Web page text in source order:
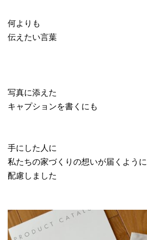
何よりも
伝えたい言葉
写真に添えた
キャプションを書くにも
手にした人に
私たちの家づくりの想いが届くように
配慮しました